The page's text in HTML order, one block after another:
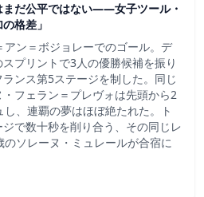
まだ公平ではない――女子ツール・
格差」
ン＝ボジョレーでのゴール。デ
プリントで3人の優勝候補を振り
ンス第5ステージを制した。同じ
フェラン＝プレヴォは先頭から2
、連覇の夢はほぼ絶たれた。ト
で数十秒を削り合う、その同じレ
ソレーヌ・ミュレールが合宿に